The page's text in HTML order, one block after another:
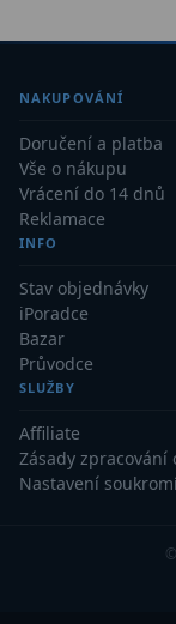
AstroFoto306
Planetární kamery
Deep-Sky kamery
Guiding kamery
T-kroužky16
Adaptéry
Adaptéry T2
Adaptéry M48 33
Filtry L-RGB7
NAKUPOVÁNÍ
Doručení a platba
Vše o nákupu
Vrácení do 14 dnů
Reklamace
INFO
Stav objednávky
iPoradce
Bazar
Průvodce
SLUŽBY
Affiliate
Zásady
Nastavení